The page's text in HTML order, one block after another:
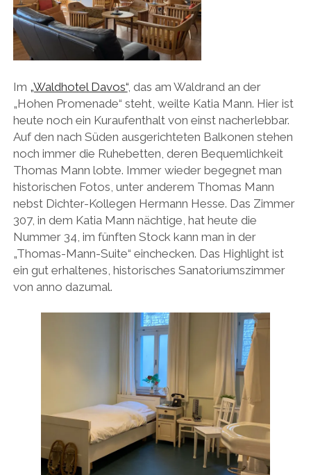
Im „Waldhotel Davos“, das am Waldrand an der
„Hohen Promenade“ steht, weilte Katia Mann. Hier ist
heute noch ein Kuraufenthalt von einst nacherlebbar.
Auf den nach Süden ausgerichteten Balkonen stehen
noch immer die Ruhebetten, deren Bequemlichkeit
Thomas Mann lobte. Immer wieder begegnet man
historischen Fotos, unter anderem Thomas Mann
nebst Dichter-Kollegen Hermann Hesse. Das Zimmer
307, in dem Katia Mann nächtige, hat heute die
Nummer 34, im fünften Stock kann man in der
„Thomas-Mann-Suite“ einchecken. Das Highlight ist
ein gut erhaltenes, historisches Sanatoriumszimmer
von anno dazumal.